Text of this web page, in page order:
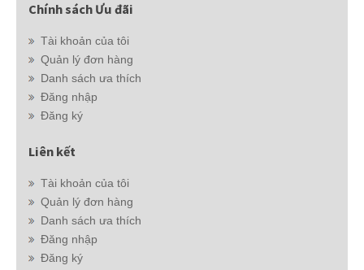
Chính sách Ưu đãi
Tài khoản của tôi
Quản lý đơn hàng
Danh sách ưa thích
Đăng nhập
Đăng ký
Liên kết
Tài khoản của tôi
Quản lý đơn hàng
Danh sách ưa thích
Đăng nhập
Đăng ký